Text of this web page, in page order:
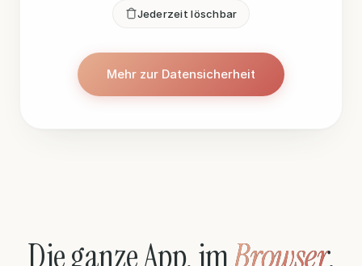
Jederzeit löschbar
Mehr zur Datensicherheit
Die ganze App, imBrowser.